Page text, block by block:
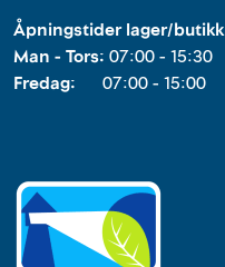
Åpningstider lager/butikk
Man - Tors: 07:00 - 15:30
Fredag: 07:00 - 15:00